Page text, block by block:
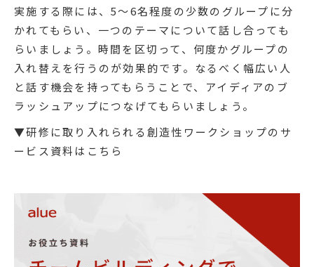
実施する際には、5〜6名程度の少数のグループに分
かれてもらい、一つのテーマについて話し合っても
らいましょう。時間を区切って、何度かグループの
入れ替えを行うのが効果的です。なるべく幅広い人
と話す機会を持ってもらうことで、アイディアのブ
ラッシュアップにつなげてもらいましょう。
▼研修に取り入れられる創造性ワークショップのサ
ービス資料はこちら